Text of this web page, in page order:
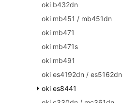
oki b432dn
oki mb451 / mb451dn
oki mb471
oki mb471s
oki mb491
oki es4192dn / es5162dn
oki es8441